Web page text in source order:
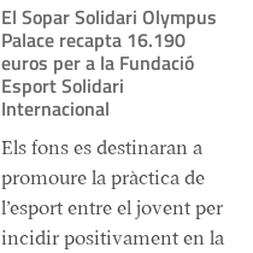
El Sopar Solidari Olympus
Palace recapta 16.190
euros per a la Fundació
Esport Solidari
Internacional
Els fons es destinaran a
promoure la pràctica de
l’esport entre el jovent per
incidir positivament en la